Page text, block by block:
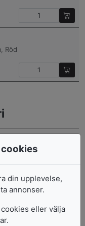
Röd
Vit
din upplevelse,
annonser.
eller välja